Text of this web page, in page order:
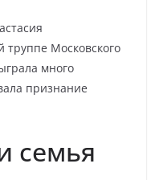
труппе Московского
много
признание
семья